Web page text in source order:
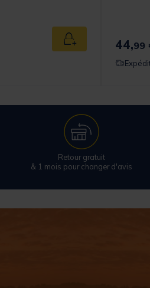
Ajouter au panier
44,99
Retour gratuit
& 1 mois pour changer d'avis